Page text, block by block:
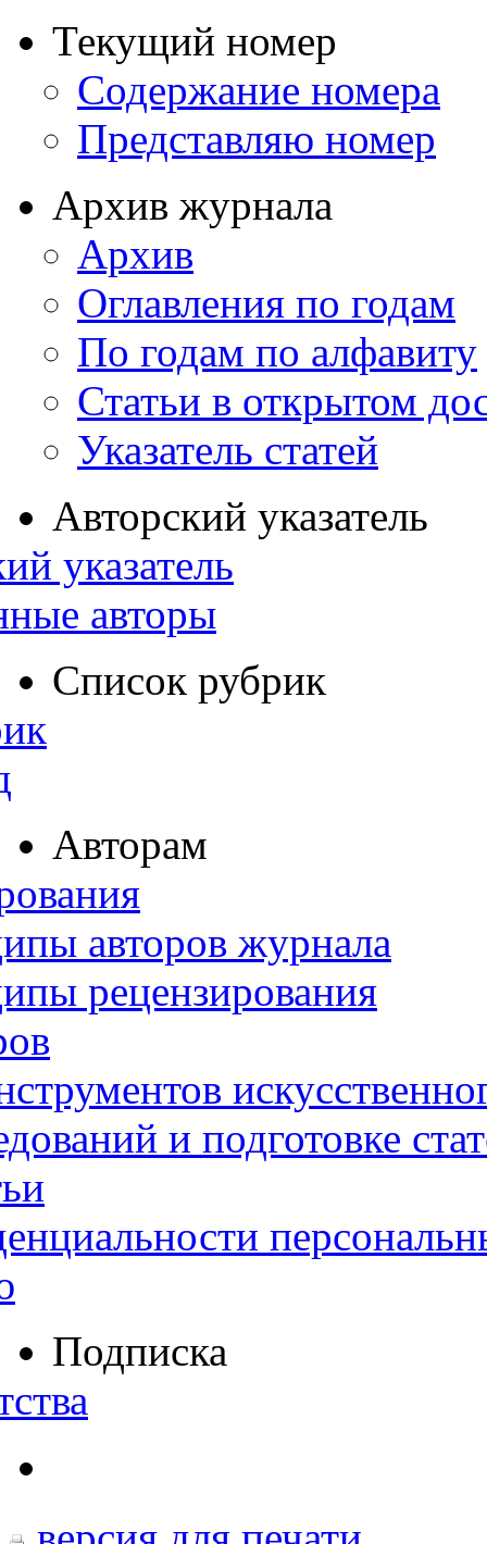
Текущий номер
Содержание номера
Представляю номер
Архив журнала
Архив
Оглавления по годам
По годам по алфавиту
Статьи в открытом
Указатель статей
Авторский указатель
указатель
авторы
Список рубрик
Авторам
авторов журнала
рецензирования
и подготовке
Подписка